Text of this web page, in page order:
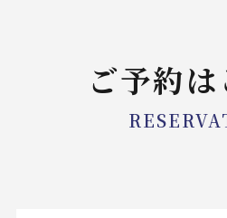
ご予約